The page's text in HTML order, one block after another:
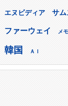
エヌビディア サ
ファーウェイ メ
韓国 ＡＩ